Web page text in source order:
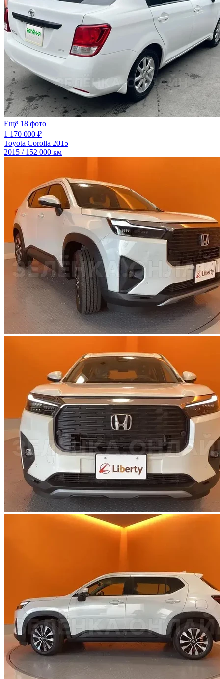
Ещё 18 фото
1 170 000 ₽
Toyota Corolla 2015
2015 / 152 000 км